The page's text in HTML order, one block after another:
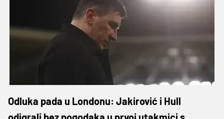
Odluka pada u Londonu: Jakirović i Hull